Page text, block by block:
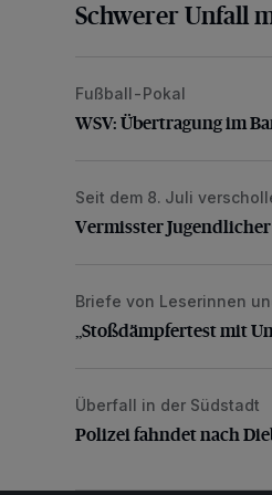
Schwerer Unfall
WSV: Übertragung im
Fußball-Pokal
WSV: Übertragung im
Vermisster Jugendlicher
Seit dem 8. Juli
Vermisster
„Stoßdämpfertest mit
Briefe von Leserinnen
„Stoßdämpfertest mit
Polizei fahndet nach
Überfall in der Südstadt
Polizei fahndet nach